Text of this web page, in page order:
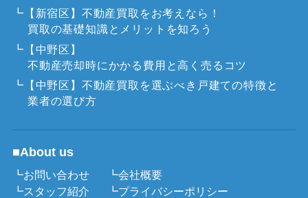
┗【新宿区】不動産買取をお考えなら！
買取の基礎知識とメリットを知ろう
┗【中野区】
不動産売却時にかかる費用と高く売るコツ
┗【中野区】不動産買取を選ぶべき戸建ての特徴と
業者の選び方
■About us
┗お問い合わせ
┗会社概要
┗スタッフ紹介
┗プライバシーポリシー